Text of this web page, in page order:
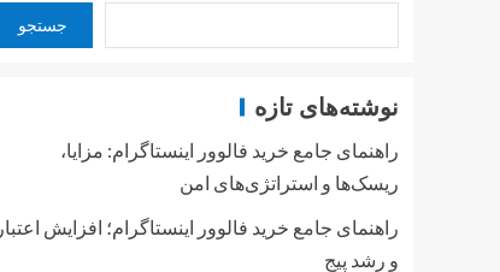
جستجو
نوشته‌های تازه
راهنمای جامع خرید فالوور اینستاگرام: مزایا،
ریسک‌ها و استراتژی‌های امن
راهنمای جامع خرید فالوور اینستاگرام؛ افزایش اعتبار
و رشد پیج